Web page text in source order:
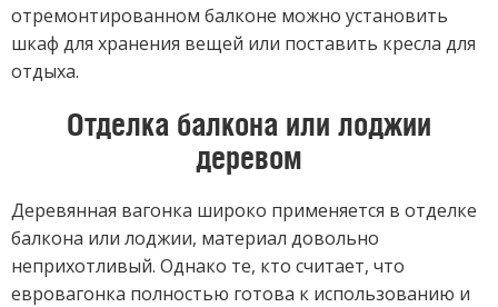
отремонтированном балконе можно установить
шкаф для хранения вещей или поставить кресла для
отдыха.
Отделка балкона или лоджии
деревом
Деревянная вагонка широко применяется в отделке
балкона или лоджии, материал довольно
неприхотливый. Однако те, кто считает, что
евровагонка полностью готова к использованию и